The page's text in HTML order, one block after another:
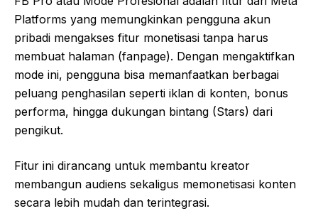
Platforms yang memungkinkan pengguna akun
pribadi mengakses fitur monetisasi tanpa harus
membuat halaman (fanpage). Dengan mengaktifkan
mode ini, pengguna bisa memanfaatkan berbagai
peluang penghasilan seperti iklan di konten, bonus
performa, hingga dukungan bintang (Stars) dari
pengikut.
Fitur ini dirancang untuk membantu kreator
membangun audiens sekaligus memonetisasi konten
secara lebih mudah dan terintegrasi.